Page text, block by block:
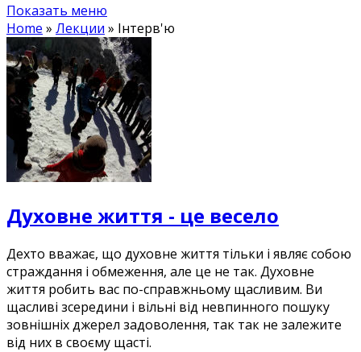
Показать меню
Home » Лекции » Інтерв'ю
Духовне життя - це весело
Дехто вважає, що духовне життя тільки і являє собою
страждання і обмеження, але це не так. Духовне
життя робить вас по-справжньому щасливим. Ви
щасливі зсередини і вільні від невпинного пошуку
зовнішніх джерел задоволення, так так не залежите
від них в своєму щасті.